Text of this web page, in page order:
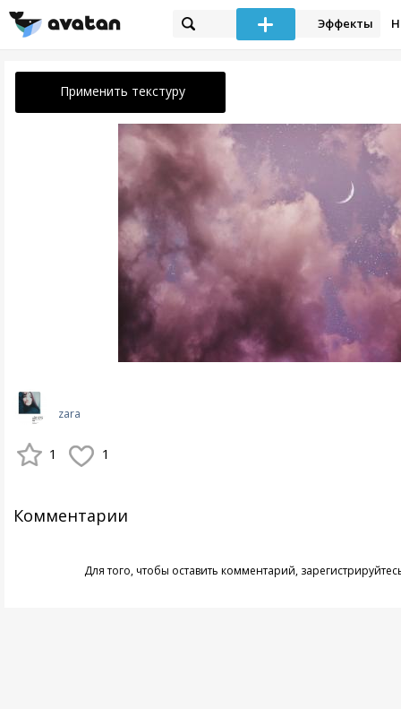
Эффекты
Применить текстуру
zara
1 1
Комментарии
Для того, чтобы оставить комментарий,